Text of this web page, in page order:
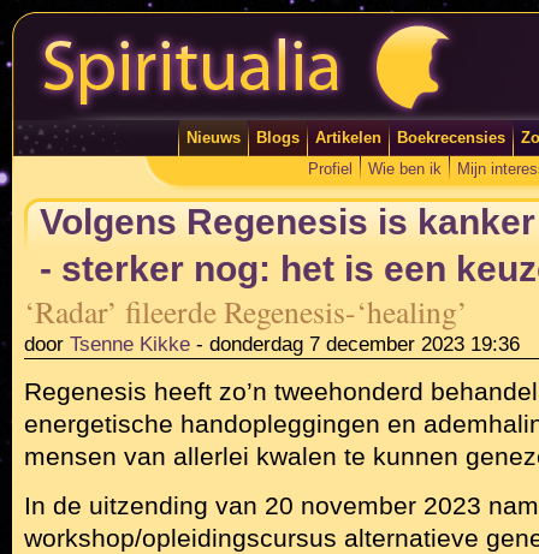
Nieuws Blogs Artikelen Boekrecensies
Profiel
Wie ben ik Mijn
Volgens Regenesis is
- sterker nog: het is een
‘Radar’ fileerde Regenesis-‘healing’
door Tsenne Kikke - donderdag 7 december 2023 19:36
Regenesis heeft zo’n tweehonderd
energetische handopleggingen en
mensen van allerlei kwalen te kunnen
In de uitzending van 20 november 2023
workshop/opleidingscursus alternatieve